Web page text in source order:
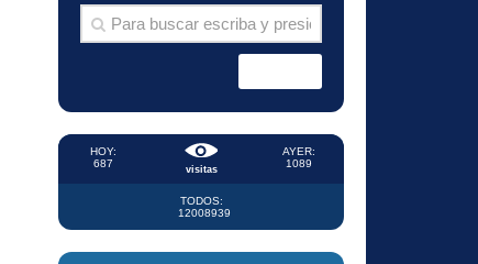
visitas
HOY:
687
AYER:
1089
TODOS:
12008939